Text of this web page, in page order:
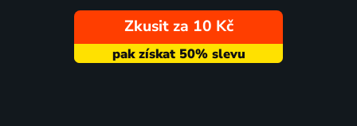
Zkusit za 10 Kč